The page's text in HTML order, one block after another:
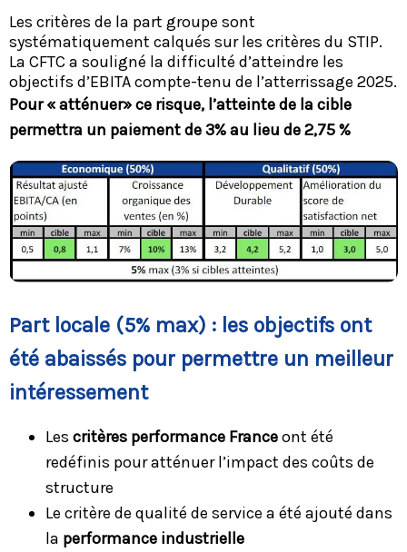
Les critères de la part groupe sont
systématiquement calqués sur les critères du STIP.
La CFTC a souligné la difficulté d’atteindre les
objectifs d’EBITA compte-tenu de l’atterrissage 2025.
Pour « atténuer» ce risque, l’atteinte de la cible
permettra un paiement de 3% au lieu de 2,75 %
Part locale (5% max) : les objectifs ont
été abaissés pour permettre un meilleur
intéressement
Les critères performance Franceont été
redéfinis pour atténuer l’impact des coûts de
structure
​​​Le critère de qualité de service a été ajouté dans
la performance industrielle